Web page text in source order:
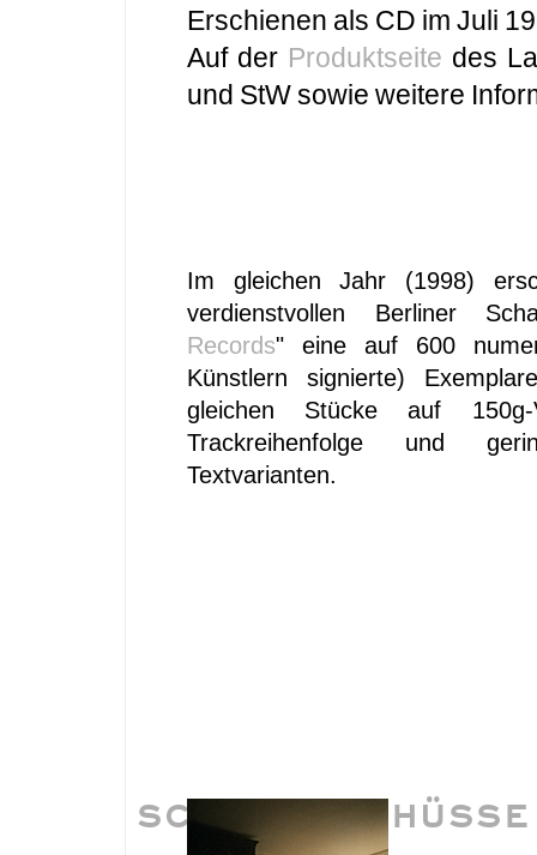
Erschienen als CD im Juli
Auf der Produktseite des
und StW sowie weitere
Im gleichen Jahr (1998)
verdienstvollen Berliner
Records" eine auf 600
Künstlern signierte)
gleichen Stücke auf
Trackreihenfolge und
Textvarianten.
SCHNAPPSCHÜSSE